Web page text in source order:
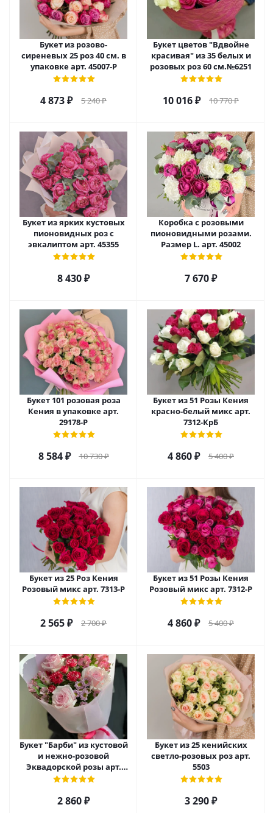
Букет из розово-
сиреневых 25 роз 40 см. в
упаковке арт. 45007-Р
4 873₽ 5 240₽
Букет цветов "Вдвойне
красивая" из 35 белых и
розовых роз 60 см.№6251
10 016₽ 10 770₽
Букет из ярких кустовых
пионовидных роз с
эвкалиптом арт. 45355
8 430₽
Коробка с розовыми
пионовидными розами.
Размер L. арт. 45002
7 670₽
Букет 101 розовая роза
Кения в упаковке арт.
29178-Р
8 584₽ 10 730₽
Букет из 51 Розы Кения
красно-белый микс арт.
7312-КрБ
4 860₽ 5 400₽
Букет из 25 Роз Кения
Розовый микс арт. 7313-Р
2 565₽ 2 700₽
Букет из 51 Розы Кения
Розовый микс арт. 7312-Р
4 860₽ 5 400₽
Букет "Барби" из кустовой
и нежно-розовой
Эквадорской розы арт.
27790
2 860₽
Букет из 25 кенийских
светло-розовых роз арт.
5503
3 290₽